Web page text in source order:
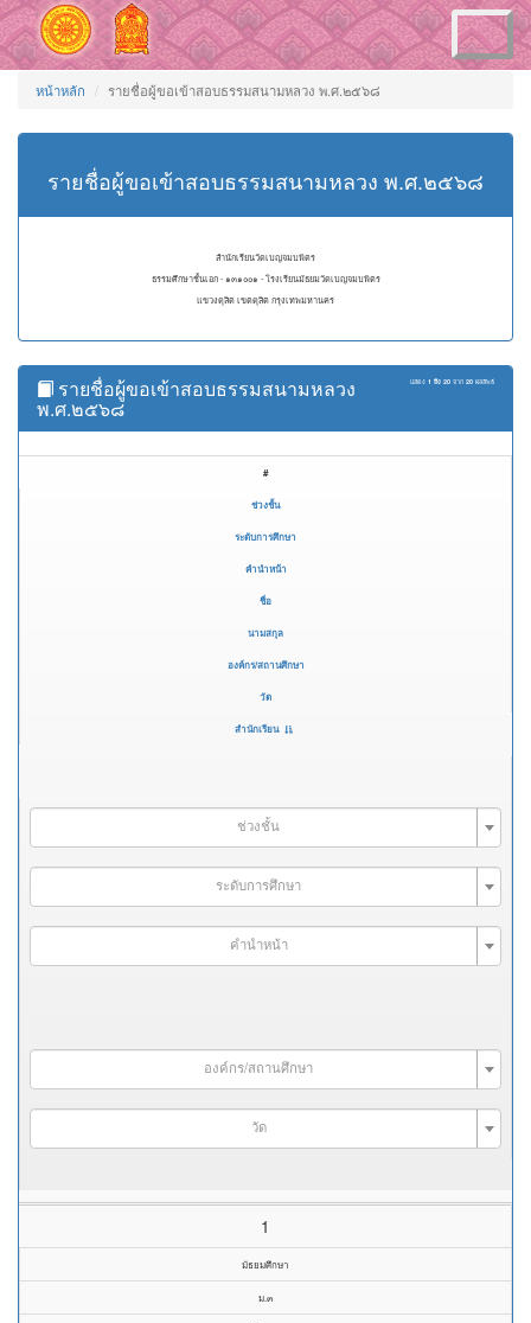
Toggle
navigation
หน้าหลัก รายชื่อผู้ขอเข้าสอบธรรมสนามหลวง พ.ศ.๒๕๖๘
รายชื่อผู้ขอเข้าสอบธรรมสนามหลวง พ.ศ.๒๕๖๘
สำนักเรียนวัดเบญจมบพิตร
ธรรมศึกษาชั้นเอก - ๑๓๑๐๐๑ - โรงเรียนมัธยมวัดเบญจมบพิตร
แขวงดุสิต เขตดุสิต กรุงเทพมหานคร
แสดง 1 ถึง 20 จาก 20 ผลลัพธ์
รายชื่อผู้ขอเข้าสอบธรรมสนามหลวง
พ.ศ.๒๕๖๘
#
ช่วงชั้น
ระดับการศึกษา
คำนำหน้า
ชื่อ
นามสกุล
องค์กร/สถานศึกษา
วัด
สำนักเรียน
ช่วงชั้น
ระดับการศึกษา
คำนำหน้า
องค์กร/สถานศึกษา
วัด
1
มัธยมศึกษา
ม.๓